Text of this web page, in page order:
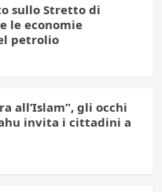
sullo Stretto di
le economie
petrolio
all’Islam”, gli occhi
invita i cittadini a